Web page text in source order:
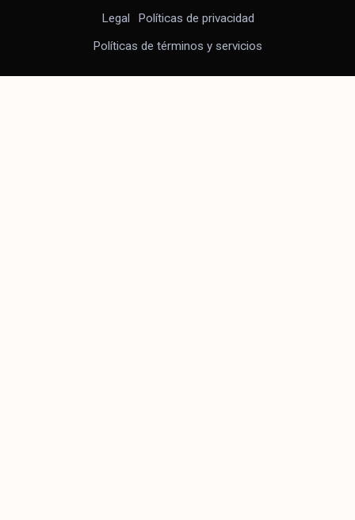
Legal
Políticas de privacidad
Políticas de términos y servicios